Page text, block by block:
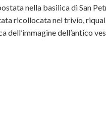
nella basilica di San
ricollocata nel trivio,
dell’antico